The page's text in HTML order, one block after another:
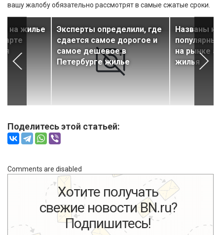
вашу жалобу обязательно рассмотрят в самые сжатые сроки.
на жилье
Эксперты определили, где
сдается самое дорогое и
самое дешевое в
Петербурге жилье
Названы
на рынке
жилья
Поделитесь этой статьей:
Comments are disabled
Хотите получать
свежие новости BN.ru?
Подпишитесь!